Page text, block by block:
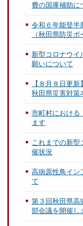
費の国庫補助に
令和６年能登半
（秋田県防災
新型コロナウイ
願いについて
【８月８日更
秋田県災害対策
市町村における
ます
これまでの新型
催状況
高病原性鳥イン
て
第３回秋田県高
部会議を開催し